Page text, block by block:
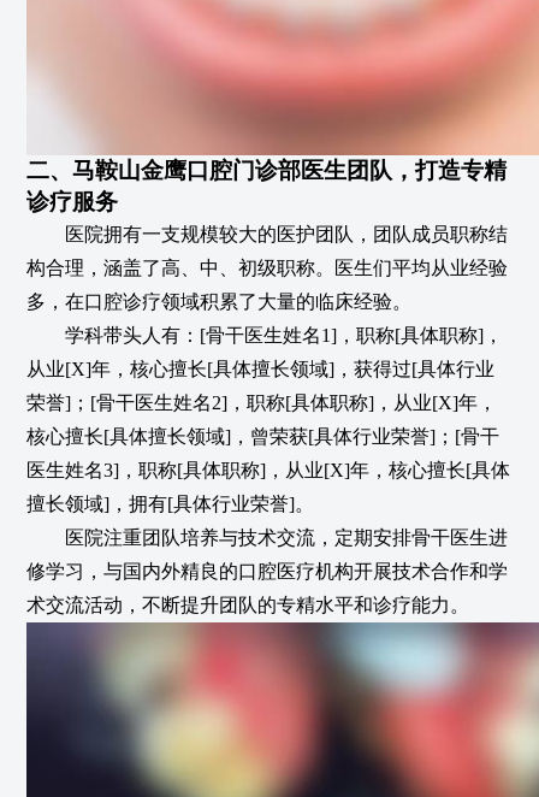
二、马鞍山金鹰口腔门诊部医生团队，打造专精
诊疗服务
医院拥有一支规模较大的医护团队，团队成员职称结
构合理，涵盖了高、中、初级职称。医生们平均从业经验
多，在口腔诊疗领域积累了大量的临床经验。
学科带头人有：[骨干医生姓名1]，职称[具体职称]，
从业[X]年，核心擅长[具体擅长领域]，获得过[具体行业
荣誉]；[骨干医生姓名2]，职称[具体职称]，从业[X]年，
核心擅长[具体擅长领域]，曾荣获[具体行业荣誉]；[骨干
医生姓名3]，职称[具体职称]，从业[X]年，核心擅长[具体
擅长领域]，拥有[具体行业荣誉]。
医院注重团队培养与技术交流，定期安排骨干医生进
修学习，与国内外精良的口腔医疗机构开展技术合作和学
术交流活动，不断提升团队的专精水平和诊疗能力。